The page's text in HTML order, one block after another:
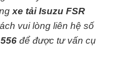
xe tải Isuzu FSR
vui lòng liên hệ số
556 để được tư vấn cụ